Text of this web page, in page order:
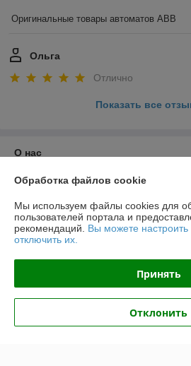
Оригинальные товары автоматов ABB
Ольга
Отлично
Показать все
О нас
Контакты
Доставка и оплата
Полная версия сайта
Политика обработки cookies
Обработка файлов cookie
Мы используем файлы cookies для
пользователей портала и
рекомендаций. Вы можете
отключить их.
Принять
Отклонить